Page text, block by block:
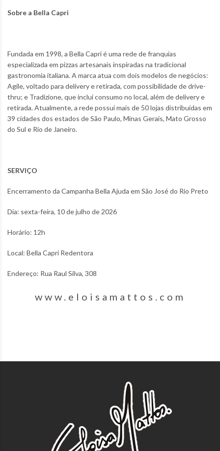
Sobre a Bella Capri
Fundada em 1998, a Bella Capri é uma rede de franquias
especializada em pizzas artesanais inspiradas na tradicional
gastronomia italiana. A marca atua com dois modelos de negócios:
Agile, voltado para delivery e retirada, com possibilidade de drive-
thru; e Tradizione, que inclui consumo no local, além de delivery e
retirada. Atualmente, a rede possui mais de 50 lojas distribuídas em
39 cidades dos estados de São Paulo, Minas Gerais, Mato Grosso
do Sul e Rio de Janeiro.
SERVIÇO
Encerramento da Campanha Bella Ajuda em São José do Rio Preto
Dia: sexta-feira, 10 de julho de 2026
Horário: 12h
Local: Bella Capri Redentora
Endereço: Rua Raul Silva, 308
www.eloisamattos.com